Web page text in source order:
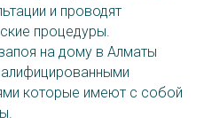
и проводят
процедуры.
на дому в Алматы
которые имеют с собой